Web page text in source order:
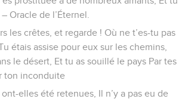
Oracle de l’Éternel.
les crêtes, et regarde ! Où ne t’es-tu pas
étais assise pour eux sur les chemins,
le désert, Et tu as souillé le pays Par tes
ton inconduite
elles été retenues, Il n’y a pas eu de